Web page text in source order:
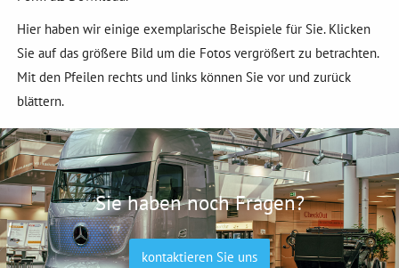
Hier haben wir einige exemplarische Beispiele für Sie. Klicken
Sie auf das größere Bild um die Fotos vergrößert zu betrachten.
Mit den Pfeilen rechts und links können Sie vor und zurück
blättern.
Sie haben noch Fragen?
kontaktieren Sie uns